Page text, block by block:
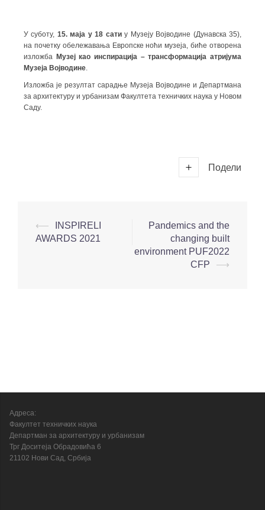
У суботу, 15. маја у 18 сатиу Музеју Војводине (Дунавска 35),
на почетку обележавања Европске ноћи музеја, биће отворена
изложба Музеј као инспирација – трансформација атријума
Музеја Војводине
Изложба је резултат сарадње Музеја Војводине и Департмана
за архитектуру и урбанизам Факултета техничких наука у Новом
Саду.
Подели
⟵
INSPIRELI
AWARDS 2021
Pandemics and the
changing built
environment PUF2022
CFP
⟶
Адреса:
Факултет техничких наука
Департман за архитектуру и урбанизам
Трг Доситеја Обрадовића 6
21102 Нови Сад, Србија